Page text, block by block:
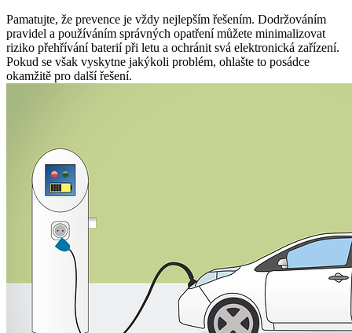
Pamatujte, že prevence je vždy nejlepším řešením. Dodržováním
pravidel a používáním správných opatření můžete minimalizovat
riziko přehřívání baterií při letu a ochránit svá elektronická zařízení.
Pokud se však vyskytne jakýkoli problém, ohlašte to posádce
okamžitě pro další řešení.